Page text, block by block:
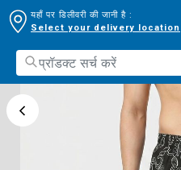
यहाँ पर डिलीवरी की जानी है :
Select your delivery location